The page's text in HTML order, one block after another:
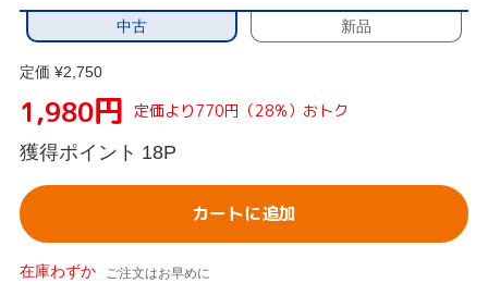
中古 新品
定価 ¥2,750
1,980円 定価より770円（28%）おトク
獲得ポイント 18P
カートに追加
在庫わずか ご注文はお早めに